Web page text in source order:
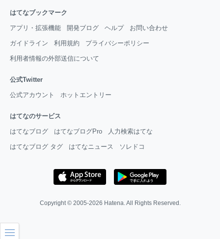
はてなブックマーク
アプリ・拡張機能 開発ブログ ヘルプ お問い合わせ
ガイドライン 利用規約 プライバシーポリシー
利用者情報の外部送信について
公式Twitter
公式アカウント ホットエントリー
はてなのサービス
はてなブログ はてなブログPro 人力検索はてな
はてなブログ タグ はてなニュース ソレドコ
Copyright © 2005-2026 Hatena . All Rights Reserved.